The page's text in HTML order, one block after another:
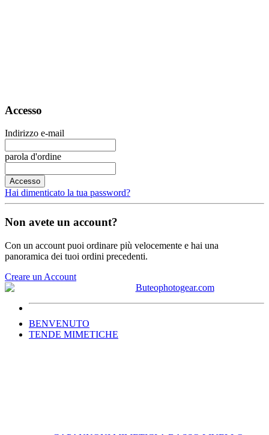
Accesso
Indirizzo e-mail
parola d'ordine
Accesso
Hai dimenticato la tua password?
Non avete un account?
Con un account puoi ordinare più velocemente e hai una
panoramica dei tuoi ordini precedenti.
Creare un Account
BENVENUTO
TENDE MIMETICHE